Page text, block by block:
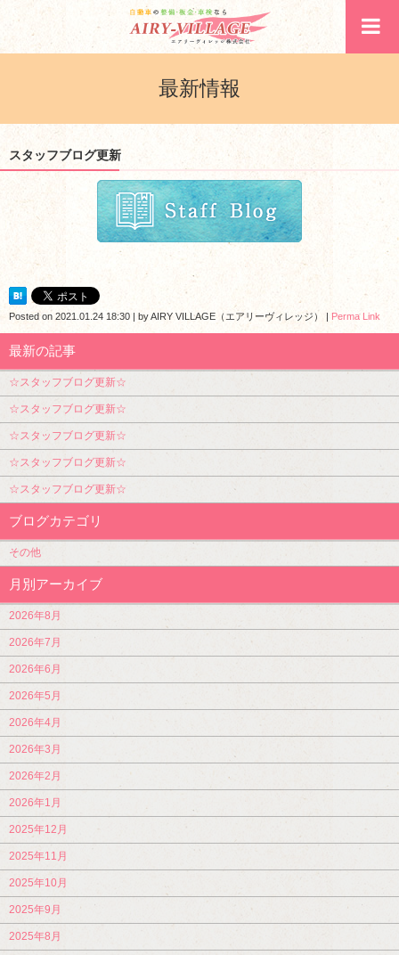
最新情報
スタッフブログ更新
Posted on 2021.01.24 18:30 | byAIRY VILLAGE（エアリーヴィレッジ） | Perma Link
最新の記事
☆スタッフブログ更新☆
☆スタッフブログ更新☆
☆スタッフブログ更新☆
☆スタッフブログ更新☆
☆スタッフブログ更新☆
ブログカテゴリ
その他
月別アーカイブ
2026年8月
2026年7月
2026年6月
2026年5月
2026年4月
2026年3月
2026年2月
2026年1月
2025年12月
2025年11月
2025年10月
2025年9月
2025年8月